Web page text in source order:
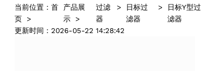
当前位置： 首
页 >
产品展
示 >
过滤
器
>
日标过
滤器
>
日标Y型过
滤器
更新时间：2026-05-22 14:28:42